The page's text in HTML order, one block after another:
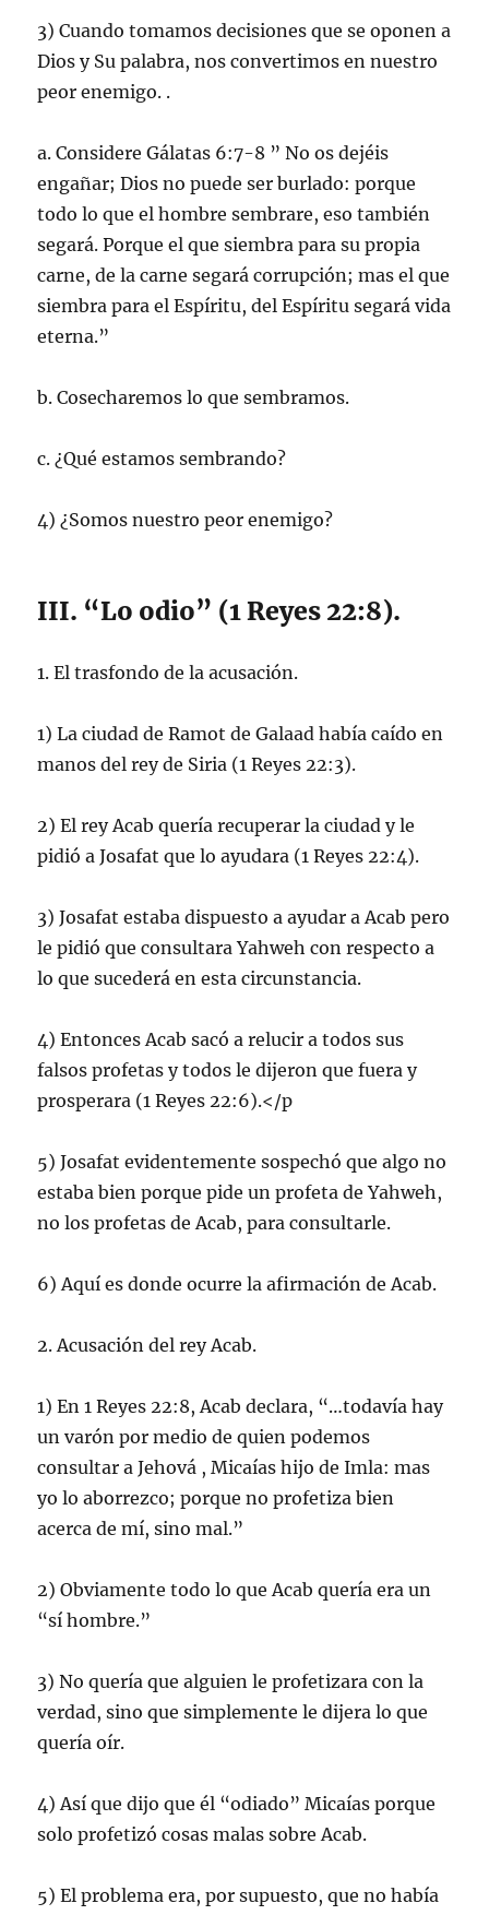
3) Cuando tomamos decisiones que se oponen a
Dios y Su palabra, nos convertimos en nuestro
peor enemigo. .
a. Considere Gálatas 6:7-8 ” No os dejéis
engañar; Dios no puede ser burlado: porque
todo lo que el hombre sembrare, eso también
segará. Porque el que siembra para su propia
carne, de la carne segará corrupción; mas el que
siembra para el Espíritu, del Espíritu segará vida
eterna.”
b. Cosecharemos lo que sembramos.
c. ¿Qué estamos sembrando?
4) ¿Somos nuestro peor enemigo?
III. “Lo odio” (1 Reyes 22:8).
1. El trasfondo de la acusación.
1) La ciudad de Ramot de Galaad había caído en
manos del rey de Siria (1 Reyes 22:3).
2) El rey Acab quería recuperar la ciudad y le
pidió a Josafat que lo ayudara (1 Reyes 22:4).
3) Josafat estaba dispuesto a ayudar a Acab pero
le pidió que consultara Yahweh con respecto a
lo que sucederá en esta circunstancia.
4) Entonces Acab sacó a relucir a todos sus
falsos profetas y todos le dijeron que fuera y
prosperara (1 Reyes 22:6).</p
5) Josafat evidentemente sospechó que algo no
estaba bien porque pide un profeta de Yahweh,
no los profetas de Acab, para consultarle.
6) Aquí es donde ocurre la afirmación de Acab.
2. Acusación del rey Acab.
1) En 1 Reyes 22:8, Acab declara, “…todavía hay
un varón por medio de quien podemos
consultar a Jehová , Micaías hijo de Imla: mas
yo lo aborrezco; porque no profetiza bien
acerca de mí, sino mal.”
2) Obviamente todo lo que Acab quería era un
“sí hombre.”
3) No quería que alguien le profetizara con la
verdad, sino que simplemente le dijera lo que
quería oír.
4) Así que dijo que él “odiado” Micaías porque
solo profetizó cosas malas sobre Acab.
5) El problema era, por supuesto, que no había